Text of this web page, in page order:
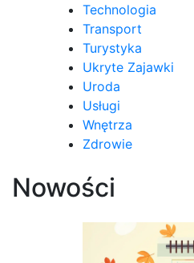
Technologia
Transport
Turystyka
Ukryte Zajawki
Uroda
Usługi
Wnętrza
Zdrowie
Nowości